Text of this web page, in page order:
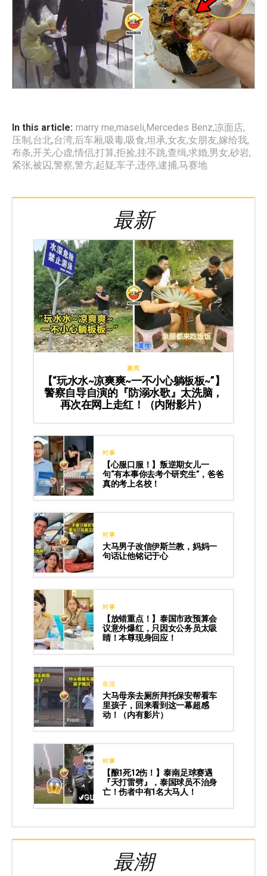
In this article: marry me,maseli, Mercedes Benz,凉面店,
压制 ,台北,台湾,后车厢,吸毒,吸食,坦承,女友,女朋友,嫁给我,
布条,开关,心虚,情侣,打算,拒捡,挂不跳,查缉,求婚,男女,砂岩,
紧张,被囚,警察,警方,起疑,车子,违停,逮捕,马赛地
最新
趣闻
【“玩水水~凉爽爽~一不小心躺板板~”】
警察自导自演的『防溺水歌』太洗脑，
再次在网上走红！（内附影片）
时事
【心服口服！】叛逆期女儿一
句“有本事你去考个研究生”，爸爸
真的考上名校！
时事
大马男子改信伊斯兰教，妈妈一
句话让他铭记于心
时事
【放错重点！】泰国市政预算会
议意外爆红，只因女公务员太吸
睛！本尊现身回应！
生活
大马母亲去厕所拜托保安帮看车
里孩子，回来看到这一幕超感
动！（内有影片）
时事
【酿1死12伤！】泰南足球赛遇
『天打雷劈』，泰国球员不治身
亡！伤者中有1名大马人！
最潮